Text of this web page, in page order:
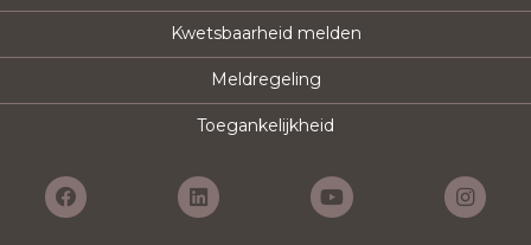
Kwetsbaarheid melden
Meldregeling
Toegankelijkheid